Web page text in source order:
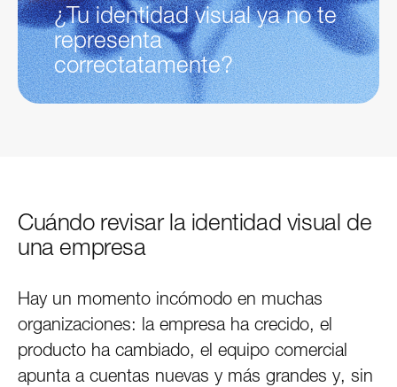
¿Tu identidad visual ya no te
representa
correctatamente?
Cuándo revisar la identidad visual de
una empresa
Hay un momento incómodo en muchas
organizaciones: la empresa ha crecido, el
producto ha cambiado, el equipo comercial
apunta a cuentas nuevas y más grandes y, sin